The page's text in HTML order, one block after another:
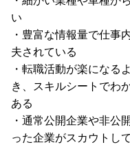
い
・豊富な情報量で仕事
夫されている
・転職活動が楽になる
き、スキルシートでわ
ある
・通常公開企業や非公
った企業がスカウトし